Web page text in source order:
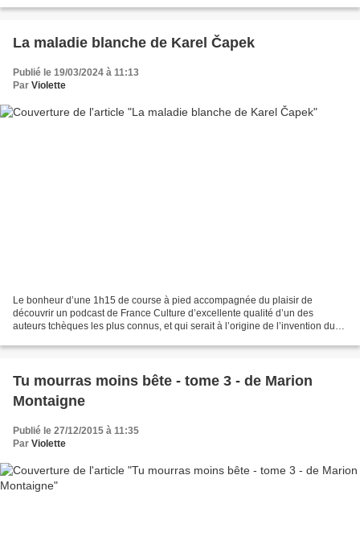
La maladie blanche de Karel Čapek
Publié le 19/03/2024 à 11:13
Par Violette
Le bonheur d’une 1h15 de course à pied accompagnée du plaisir de
découvrir un podcast de France Culture d’excellente qualité d’un des
auteurs tchèques les plus connus, et qui serait à l’origine de l’invention du
Tu mourras moins bête - tome 3 - de Marion
Montaigne
Publié le 27/12/2015 à 11:35
Par Violette